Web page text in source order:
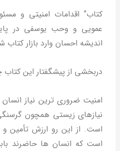
کتاب” اقدامات امنیتی و
اندیشه احسان وارد بازار کتاب
دربخشی از پیشگفتار این
امنیت ضروری ترین نیاز
نیازهای زیستی همچون
است. از این رو ارزش تأمین و
است که انسان ها حاضرند